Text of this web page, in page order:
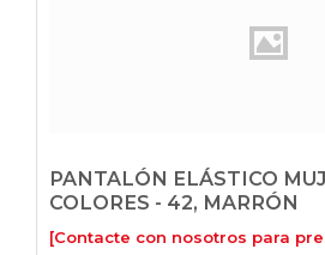
PANTALÓN ELÁSTICO
COLORES - 42, MARRÓN
[Contacte con nosotros para